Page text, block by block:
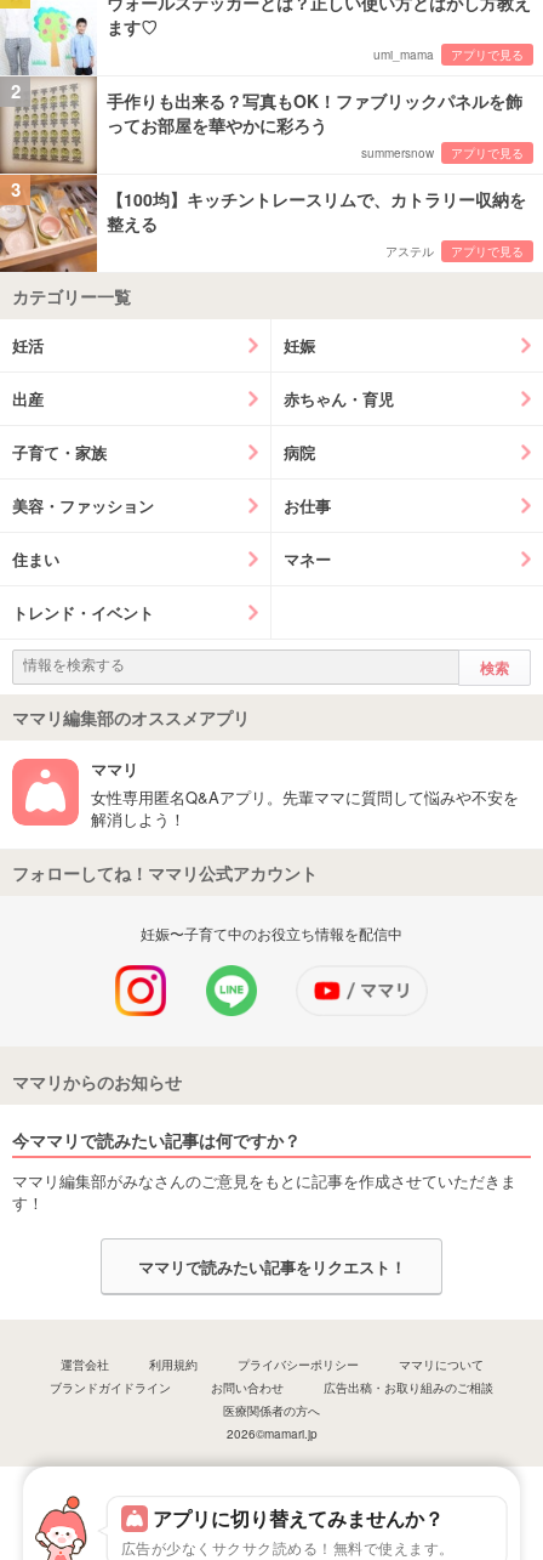
アプリに切り替えてみませんか？
広告が少なくサクサク読める！無料で使えます。
ます♡
umi_mama アプリで見る
2
手作りも出来る？写真もOK！ファブリックパネルを飾
ってお部屋を華やかに彩ろう
summersnow アプリで見る
3
【100均】キッチントレースリムで、カトラリー収納を
整える
アステル アプリで見る
カテゴリー一覧
妊活 妊娠
出産 赤ちゃん・育児
子育て・家族 病院
美容・ファッション お仕事
住まい マネー
トレンド・イベント
ママリ編集部のオススメアプリ
ママリ
女性専用匿名Q&Aアプリ。先輩ママに質問して悩みや不安を
解消しよう！
フォローしてね！ママリ公式アカウント
妊娠〜子育て中のお役立ち情報を配信中
ママリからのお知らせ
今ママリで読みたい記事は何ですか？
ママリ編集部がみなさんのご意見をもとに記事を作成させていただきま
す！
ママリで読みたい記事をリクエスト！
運営会社 利用規約 プライバシーポリシー
ママリについて
ブランドガイドライン
お問い合わせ
広告出稿・お取り組みのご相談
医療関係者の方へ
2026©mamari.jp